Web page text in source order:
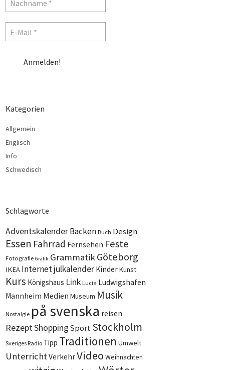
Kategorien
Allgemein
Englisch
Info
Schwedisch
Schlagworte
AdventskalenderBacken Buch Design
Essen Fahrrad Fernsehen Feste
Fotografie Grafik GrammatikGöteborg
IKEA Internetjulkalender KinderKunst
Kurs Königshaus Link Lucia Ludwigshafen
Mannheim Medien Museum Musik
Nostalgie på svenska reisen
RezeptShopping Sport Stockholm
Sveriges Radio Tipp Traditionen Umwelt
UnterrichtVerkehrVideo Weihnachten